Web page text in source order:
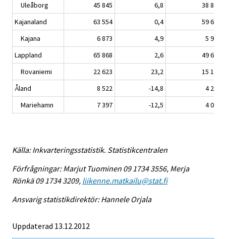
Uleåborg
45 845 6,8
38 841
Kajanaland
63 554 0,4
59 678
Kajana
6 873 4,9
5 985
Lappland
65 868 2,6
49 680
Rovaniemi
22 623 23,2
15 102
Åland
8 522 -14,8
4 292
Mariehamn
7 397 -12,5 4 030
Källa: Inkvarteringsstatistik. Statistikcentralen
Förfrågningar: Marjut Tuominen 09 1734 3556, Merja
Rönkä 09 1734 3209, liikenne.matkailu@stat.fi
Ansvarig statistikdirektör: Hannele Orjala
Uppdaterad 13.12.2012